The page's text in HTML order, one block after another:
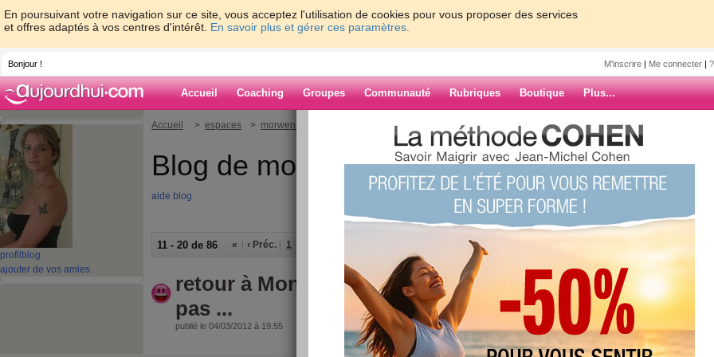
En poursuivant votre navigation sur ce site, vous acceptez l'utilisation de cookies pour vous proposer des services
et offres adaptés à vos centres d'intérêt. En savoir plus et gérer ces paramètres.
Bonjour ! M'inscrire | Me connecter |
Accueil Coaching Groupes Communauté Rubriques Boutique Plus...
profil blog
ajouter de vos amies
Accueil > espaces > morwen_belle
Blog de morwen_belle
aide blog
11 - 20 de 86 « ‹ Préc. 1 »
retour à Montpellier ? pourquoi
pas ...
publié le 04/03/2012 à 19:55
Bonsoir !
ARCHIVES